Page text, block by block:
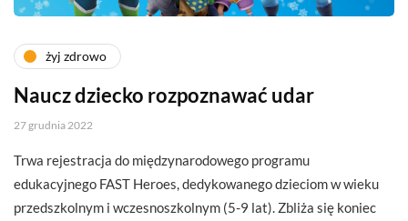
żyj zdrowo
Naucz dziecko rozpoznawać udar
27 grudnia 2022
Trwa rejestracja do międzynarodowego programu
edukacyjnego FAST Heroes, dedykowanego dzieciom w wieku
przedszkolnym i wczesnoszkolnym (5-9 lat). Zbliża się koniec